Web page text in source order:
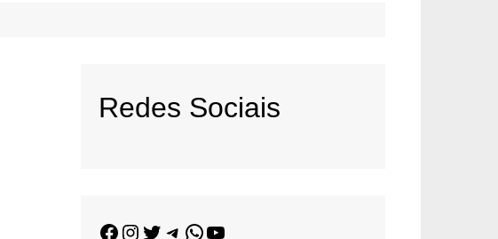
Redes Sociais